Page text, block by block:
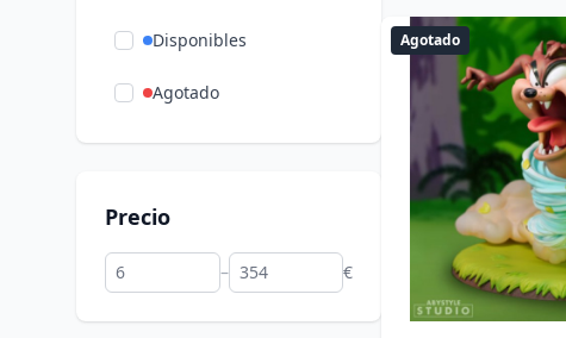
Disponibles
Agotado
Precio
– €
Agotado